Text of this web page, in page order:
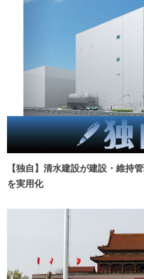
【独自】清水建設が建設・維持
を実用化